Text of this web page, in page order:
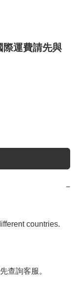
運費請先與
−
countries.
查詢客服。